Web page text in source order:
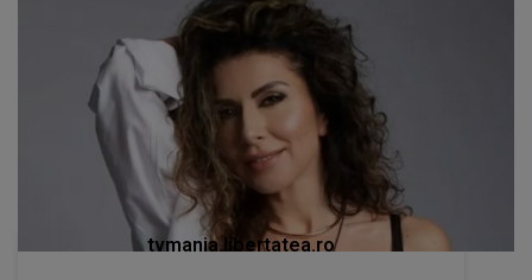
tvmania.libertatea.ro